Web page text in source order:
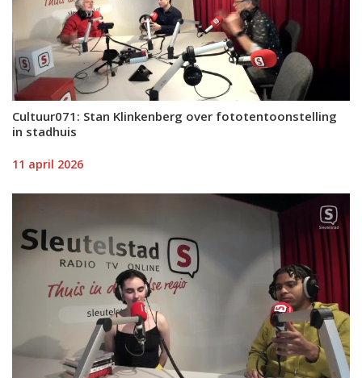
Cultuur071: Stan Klinkenberg over fototentoonstelling
in stadhuis
11 april 2026